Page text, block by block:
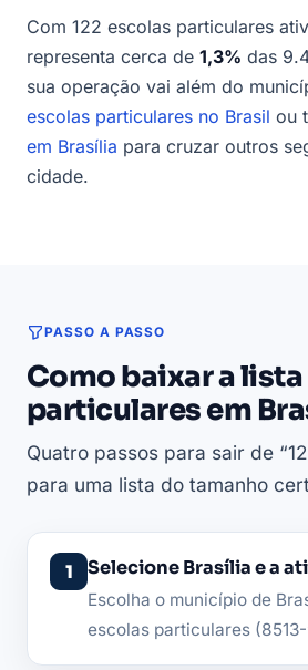
Com 122 escolas particulares
representa cerca de 1,3% das
sua operação vai além do
escolas particulares no Brasil ou
em Brasília para cruzar outros
cidade.
PASSO A PASSO
Como baixar a
particulares em
Quatro passos para sair de
para uma lista do tamanho
Selecione Brasília e a
Escolha o município de
escolas particulares